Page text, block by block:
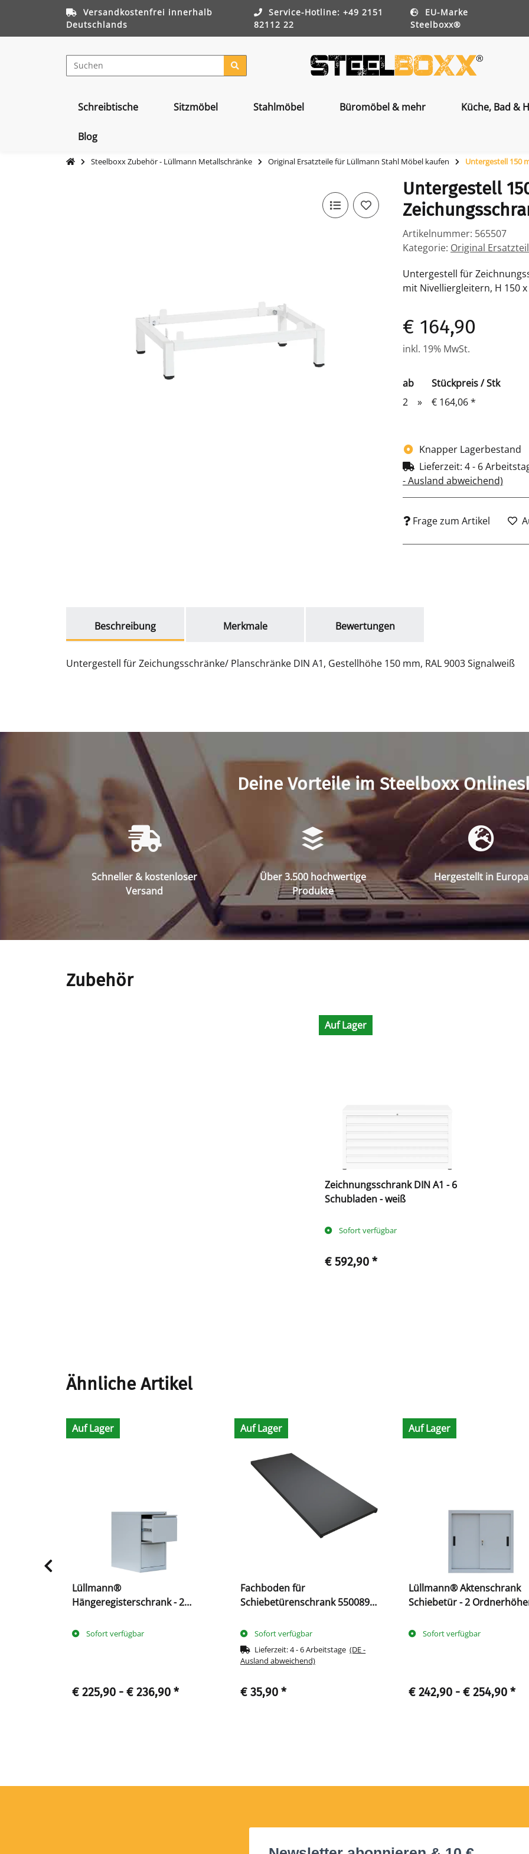
Versandkostenfrei innerhalb
Deutschlands
Service-Hotline: +49 2151
82112 22
EU-Marke
Steelboxx®
Schreibtische Sitzmöbel Stahlmöbel Büromöbel & mehr Küche, Bad &
Blog
Steelboxx Zubehör - Lüllmann Metallschränke Original Ersatzteile für Lüllmann Stahl Möbel kaufen Untergestell 150
Untergestell
Artikelnummer: 565507
Kategorie: Original
Untergestell für
mit Nivelliergleitern, H 150 x
€ 164,90
inkl. 19% MwSt.
ab
Stückpreis / Stk
2
» € 164,06*
Knapper Lagerbestand
Lieferzeit: 4 - 6
- Ausland abweichend)
Frage zum Artikel
Beschreibung
Merkmale Bewertungen
Untergestell für Zeichungsschränke/ Planschränke DIN A1, Gestellhöhe 150 mm, RAL 9003 Signalweiß
Deine Vorteile im Steelboxx
Schneller & kostenloser
Versand
Über 3.500 hochwertige
Produkte
Hergestellt in Europa
Zubehör
Auf Lager
Zeichnungsschrank DIN A1 - 6
Schubladen - weiß
Sofort verfügbar
€ 592,90 *
Ähnliche Artikel
Auf Lager
Lüllmann®
Hängeregisterschrank - 2
Sofort verfügbar
€ 225,90 - € 236,90 *
Auf Lager
Fachboden für
Schiebetürenschrank 550089
Sofort verfügbar
Lieferzeit:4 - 6 Arbeitstage(DE -
Ausland abweichend)
€ 35,90 *
Auf Lager
Lüllmann® Aktenschrank
Schiebetür - 2
Sofort verfügbar
€ 242,90 - € 254,90 *